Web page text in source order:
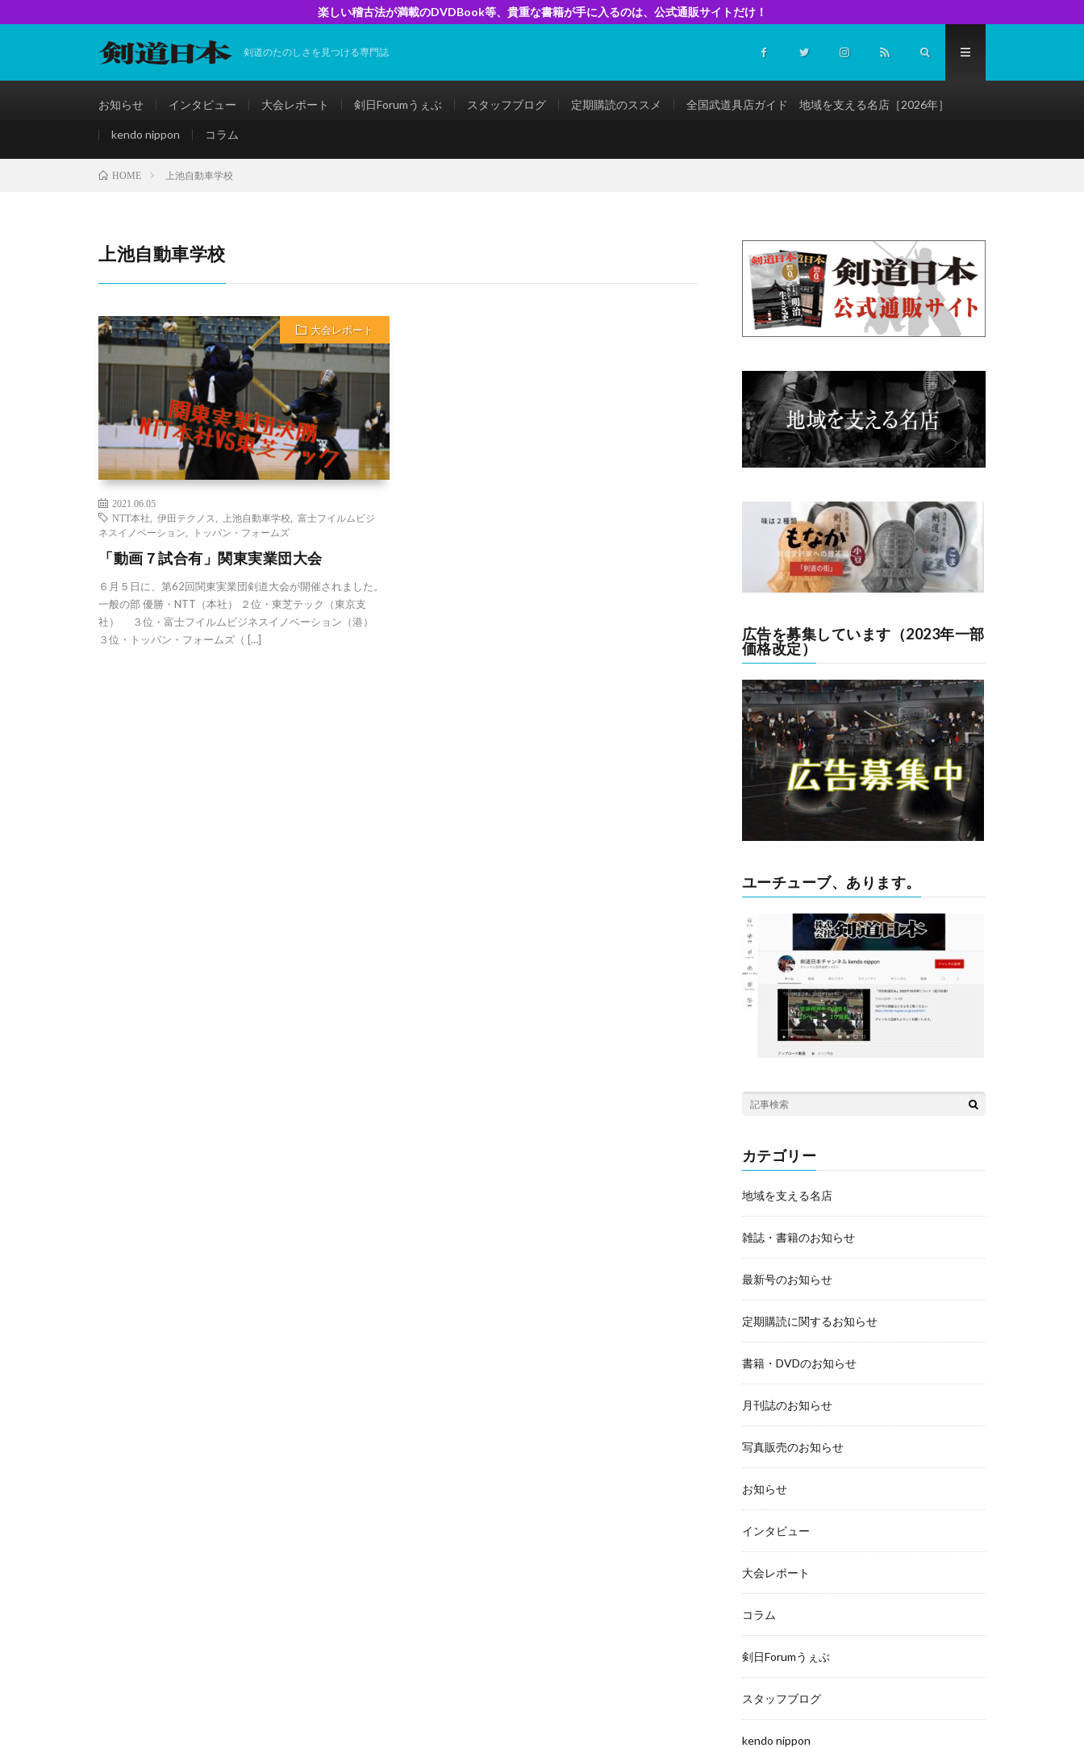
楽しい稽古法が満載のDVDBook等、貴重な書籍が手に入るのは、公式通販サイトだけ！
剣道のたのしさを見つける専門誌
お知らせ インタビュー 大会レポート 剣日Forumうぇぶ スタッフブログ 定期購読のススメ 全国武道具店ガイド 地域を支える名店［2026年］
kendo nippon コラム
HOME 上池自動車学校
上池自動車学校
大会レポート
2021.06.05
NTT本社
伊田テクノス 上池自動車学校
富士フイルムビジ
ネスイノベーション
トッパン・フォームズ
「動画７試合有」関東実業団大会
６月５日に、第62回関東実業団剣道大会が開催されました。
一般の部 優勝・NTT（本社） ２位・東芝テック（東京支
社） ３位・富士フイルムビジネスイノベーション（港）
３位・トッパン・フォームズ（ […]
広告を募集しています（2023年一部
価格改定）
ユーチューブ、あります。
カテゴリー
地域を支える名店
雑誌・書籍のお知らせ
最新号のお知らせ
定期購読に関するお知らせ
書籍・DVDのお知らせ
月刊誌のお知らせ
写真販売のお知らせ
お知らせ
インタビュー
大会レポート
コラム
剣日Forumうぇぶ
スタッフブログ
kendo nippon